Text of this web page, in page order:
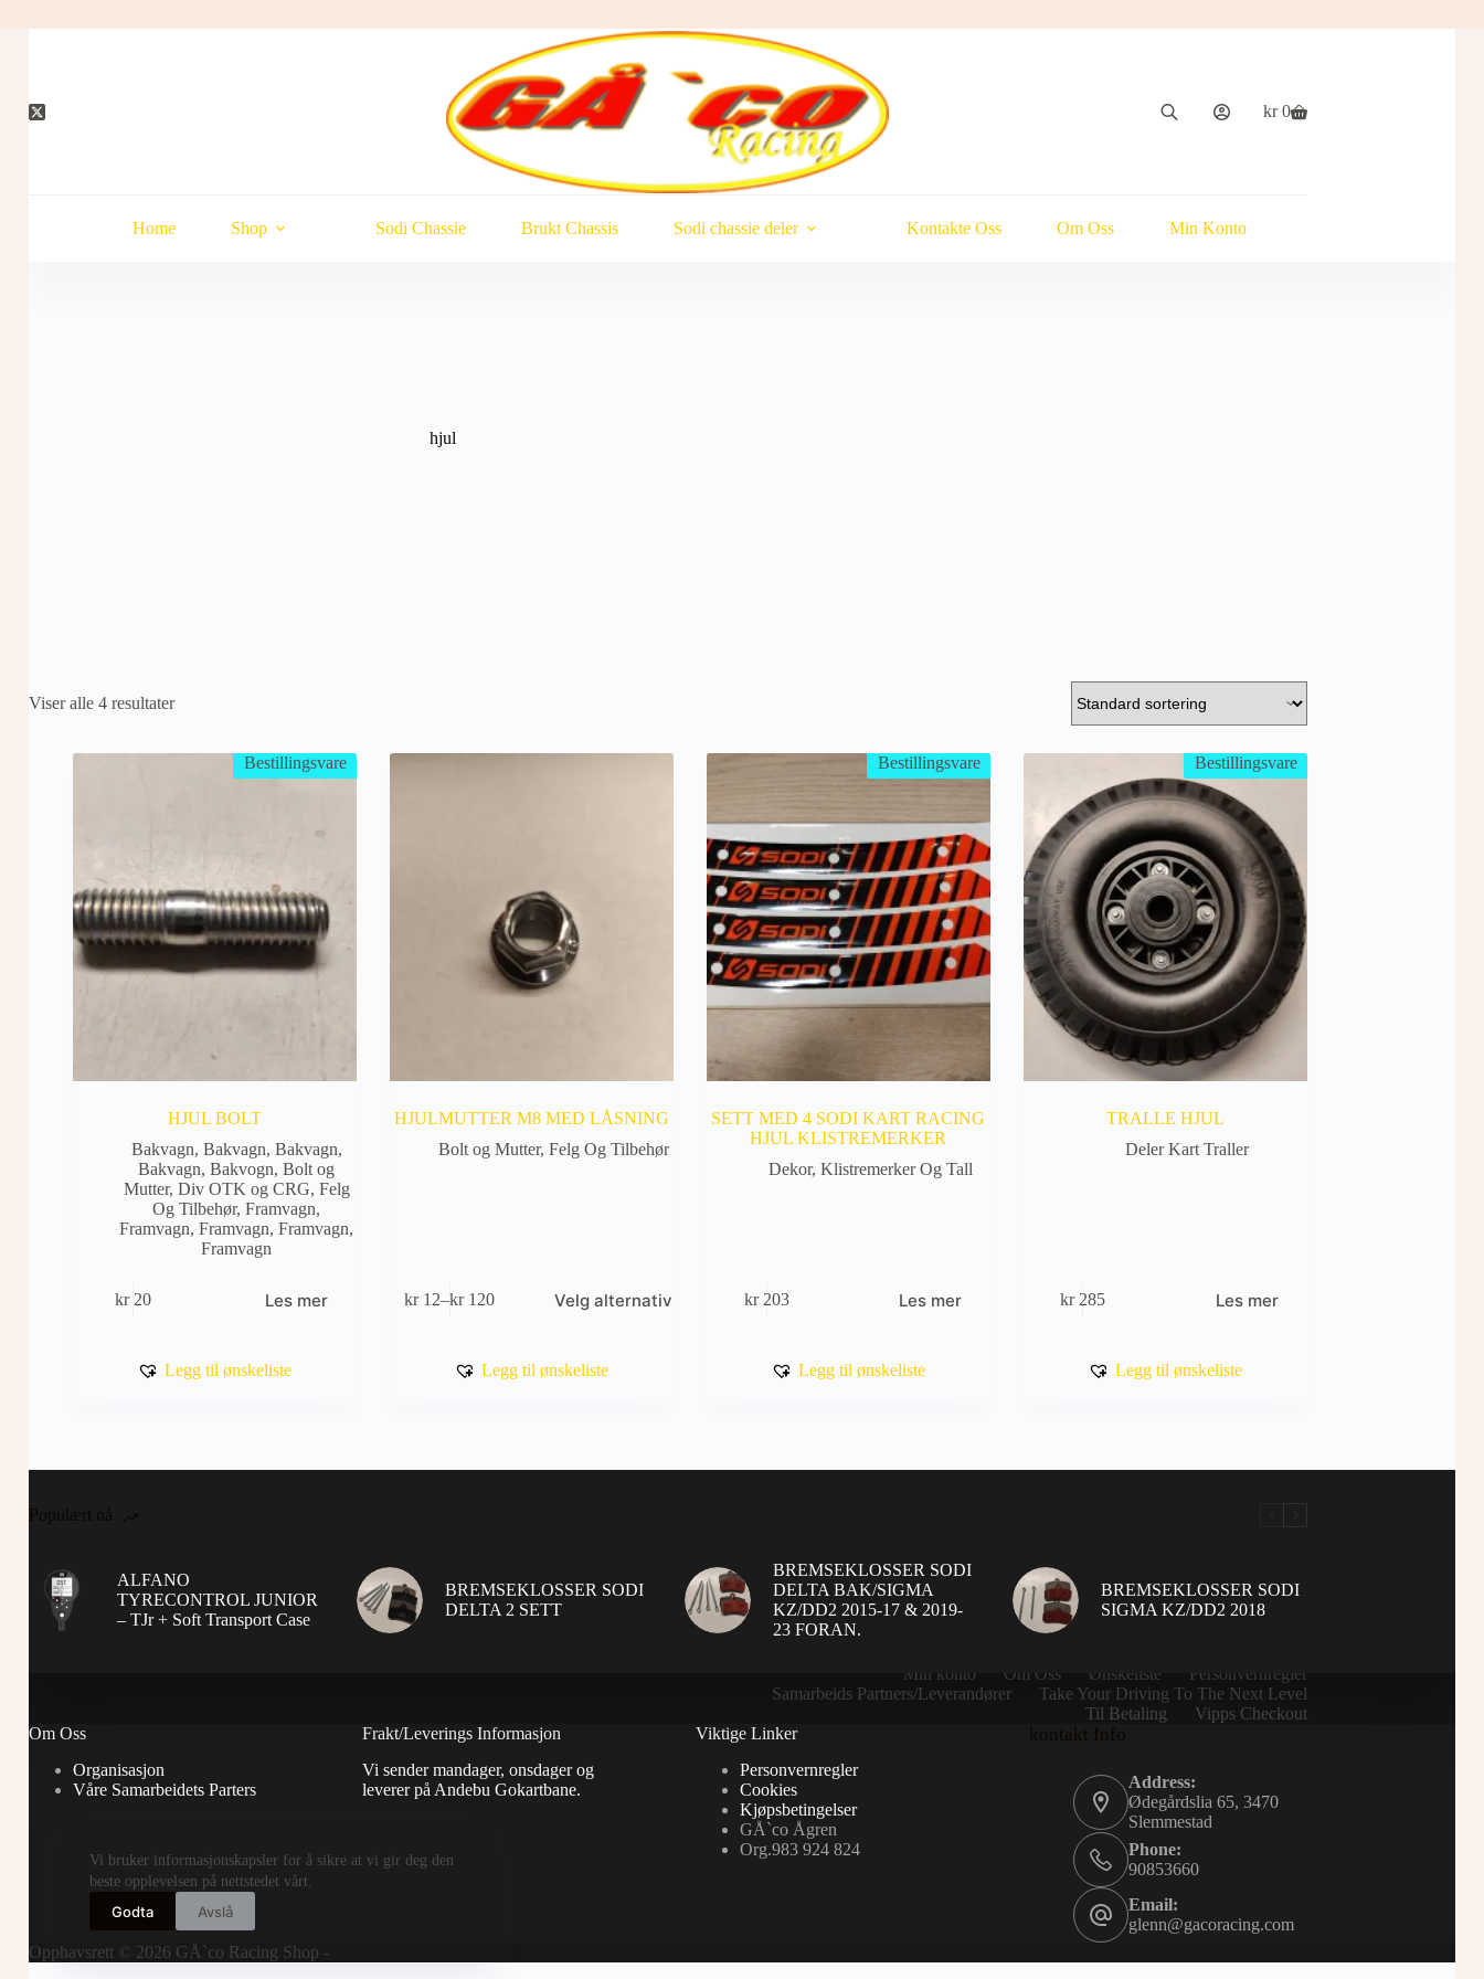
Vi bruker informasjonskapsler for å sikre at vi gir deg den
beste opplevelsen på nettstedet vårt.
Godta Avslå
Handlekurv
kr0
Home Shop Sodi Chassie Brukt Chassis Sodi chassie deler Kontakte Oss Om Oss Min Konto
hjul
Viser alle 4 resultater
Bestillingsvare
HJUL BOLT
Bakvagn, Bakvagn, Bakvagn,
Bakvagn,Bakvogn,Bolt og
Mutter, Div OTK og CRG, Felg
Og Tilbehør,Framvagn,
Framvagn,Framvagn,Framvagn,
Framvagn
kr20 Les mer
Legg til ønskeliste
HJULMUTTER M8 MED LÅSNING
Bolt og Mutter, Felg Og Tilbehør
kr12–kr120
Prisområde:
kr 120
Velg alternativ
produktet
Alternativene
Legg til ønskeliste
Bestillingsvare
SETT MED 4 SODI KART RACING
HJUL KLISTREMERKER
Dekor, Klistremerker Og Tall
kr203 Les mer
Legg til ønskeliste
Bestillingsvare
TRALLE HJUL
Deler Kart Traller
kr285 Les mer
Legg til ønskeliste
Populært nå
ALFANO
TYRECONTROL JUNIOR
– TJr + Soft Transport Case
BREMSEKLOSSER SODI
DELTA 2 SETT
BREMSEKLOSSER SODI
DELTA BAK/SIGMA
KZ/DD2 2015-17 & 2019-
23 FORAN.
BREMSEKLOSSER SODI
SIGMA KZ/DD2 2018
Min konto
Om Oss Ønskeliste
Personvernregler
Samarbeids Partners/Leverandører
Take Your Driving To The Next Level
Til Betaling
Vipps Checkout
Om Oss
Organisasjon
Våre Samarbeidets Parters
Frakt/Leverings Informasjon
Vi sender mandager, onsdager og
leverer på Andebu Gokartbane.
Viktige Linker
Personvernregler
Cookies
Kjøpsbetingelser
GÅ`co Ågren
Org.983 924 824
kontakt Info
Address:
Ødegårdslia 65, 3470
Slemmestad
Phone:
90853660
Email:
glenn@gacoracing.com
Opphavsrett © 2026 GÅ`co Racing Shop -